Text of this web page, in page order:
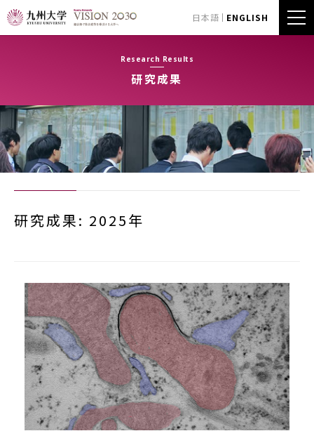
日本語 ENGLISH
Research Results
研究成果
研究成果: 2025年